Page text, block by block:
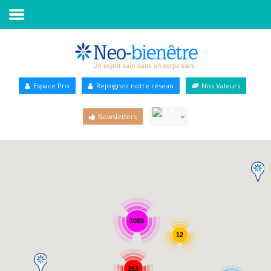
Annuaire Bien-être
Espace Pro Rejoignez notre réseau Nos Valeurs
Newsletters
1085
263
12